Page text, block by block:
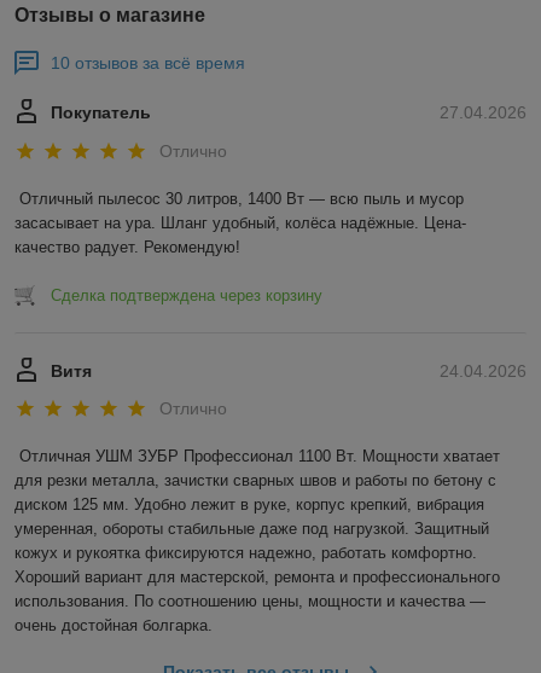
Отзывы о магазине
10 отзывов за всё время
27.04.2026
Покупатель
Отлично
Отличный пылесос 30 литров, 1400 Вт — всю пыль и мусор
засасывает на ура. Шланг удобный, колёса надёжные. Цена-
качество радует. Рекомендую!
Сделка подтверждена через корзину
24.04.2026
Витя
Отлично
Отличная УШМ ЗУБР Профессионал 1100 Вт. Мощности хватает
для резки металла, зачистки сварных швов и работы по бетону с
диском 125 мм. Удобно лежит в руке, корпус крепкий, вибрация
умеренная, обороты стабильные даже под нагрузкой. Защитный
кожух и рукоятка фиксируются надежно, работать комфортно.
Хороший вариант для мастерской, ремонта и профессионального
использования. По соотношению цены, мощности и качества —
очень достойная болгарка.